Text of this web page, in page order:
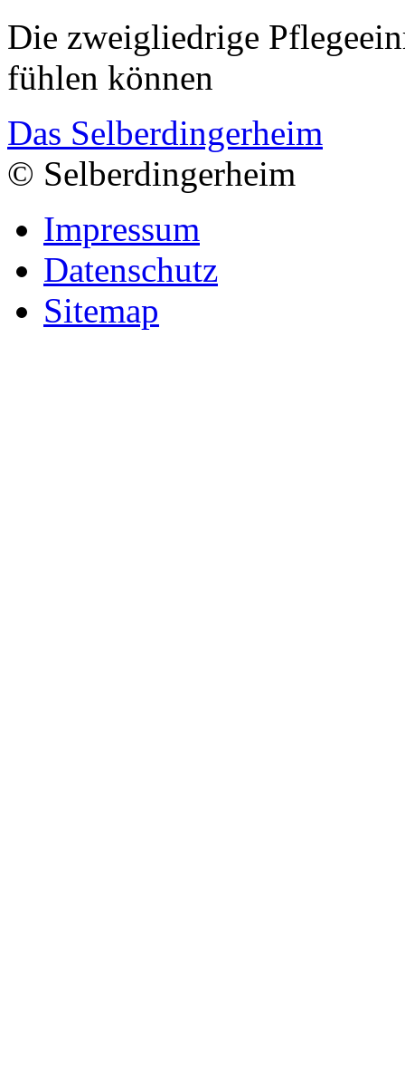
Die zweigliedrige
fühlen können
Das Selberdingerheim
© Selberdingerheim
Impressum
Datenschutz
Sitemap